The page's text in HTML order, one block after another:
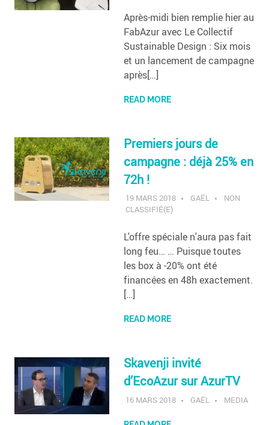
Après-midi bien remplie hier au
FabAzur avec Le Collectif
Sustainable Design : Six mois
et un lancement de campagne
après[…]
READ MORE
Premiers jours de
campagne : déjà 25% en
72h !
19 MARS 2018 GAËL
NON
CLASSIFIÉ(E)
L'offre spéciale n'aura pas fait
long feu… … Puisque toutes
les box à -20% ont été
financées en 48h exactement.
[…]
READ MORE
Skavenji invité
d’EcoAzur sur AzurTV
16 MARS 2018 GAËL MEDIA